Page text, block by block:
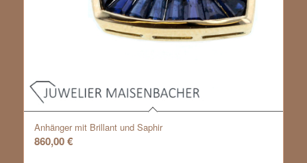
Anhänger mit Brillant und Saphir
860,00€